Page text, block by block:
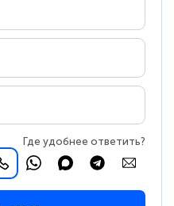
Где удобнее ответить?